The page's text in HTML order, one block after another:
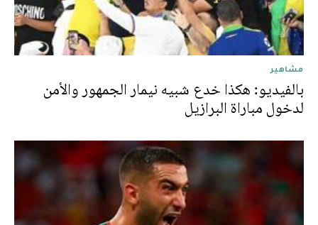
مشاهير
بالفيديو: هكذا خدع شبيه نيمار الجمهور والأمن
لدخول مباراة البرازيل